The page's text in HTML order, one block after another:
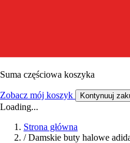
Suma częściowa koszyka
Zobacz mój koszyk Kontynuuj
Loading...
Strona główna
/ Damskie buty halowe